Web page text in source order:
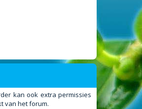
kan ook extra permissies
van het forum.